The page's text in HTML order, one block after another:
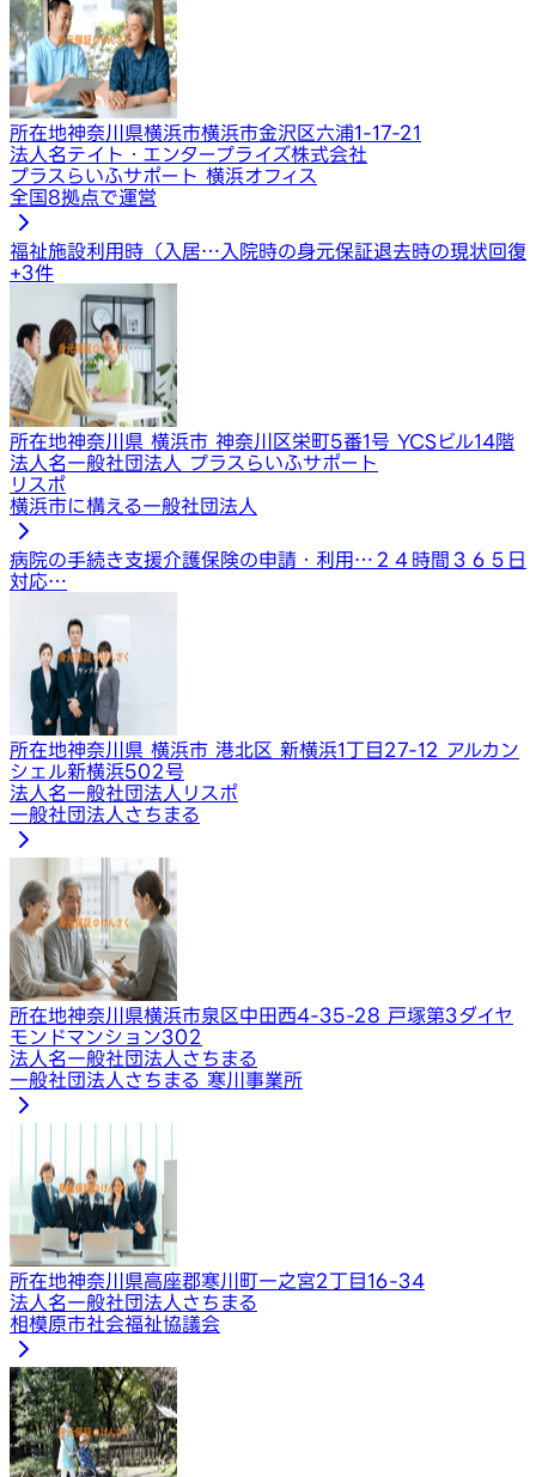
所在地神奈川県横浜市横浜市金沢区六浦1-17-21
法人名テイト・エンタープライズ株式会社
プラスらいふサポート 横浜オフィス
全国8拠点で運営
福祉施設利用時（入居… 入院時の身元保証退去時の現状回復
+3件
所在地神奈川県 横浜市 神奈川区栄町5番1号 YCSビル14階
法人名一般社団法人 プラスらいふサポート
リスポ
横浜市に構える一般社団法人
病院の手続き支援介護保険の申請・利用… ２４時間３６５日
対応…
所在地神奈川県 横浜市 港北区 新横浜1丁目27-12 アルカン
シェル新横浜502号
法人名一般社団法人リスポ
一般社団法人さちまる
所在地神奈川県横浜市泉区中田西4-35-28 戸塚第3ダイヤ
モンドマンション302
法人名一般社団法人さちまる
一般社団法人さちまる 寒川事業所
所在地神奈川県高座郡寒川町一之宮2丁目16-34
法人名一般社団法人さちまる
相模原市社会福祉協議会